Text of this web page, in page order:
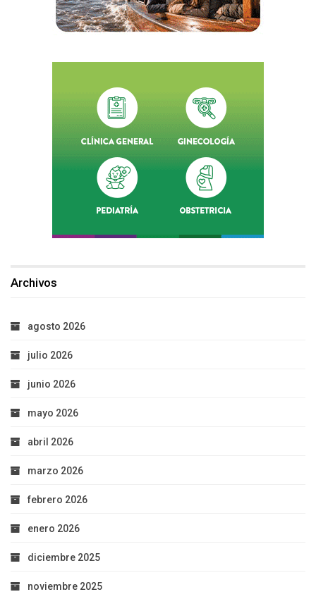
Archivos
agosto 2026
julio 2026
junio 2026
mayo 2026
abril 2026
marzo 2026
febrero 2026
enero 2026
diciembre 2025
noviembre 2025